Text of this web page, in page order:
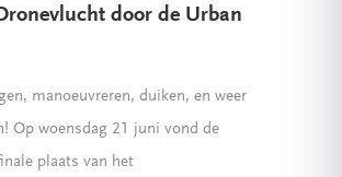
door de Urban
manoeuvreren, duiken, en weer
Op woensdag 21 juni vond de
plaats van het